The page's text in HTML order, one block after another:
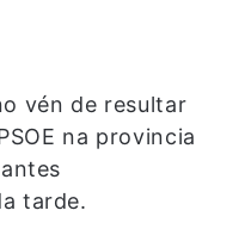
vén de resultar
na provincia
tarde.